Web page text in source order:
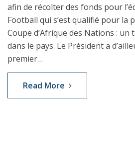
afin de récolter des fonds pour
Football qui s’est qualifié pour la
Coupe d’Afrique des Nations :
dans le pays. Le Président a
premier…
Read More